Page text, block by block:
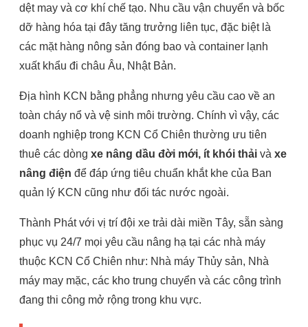
dệt may và cơ khí chế tạo. Nhu cầu vận chuyển và bốc
dỡ hàng hóa tại đây tăng trưởng liên tục, đặc biệt là
các mặt hàng nông sản đóng bao và container lạnh
xuất khẩu đi châu Âu, Nhật Bản.
Địa hình KCN bằng phẳng nhưng yêu cầu cao về an
toàn cháy nổ và vệ sinh môi trường. Chính vì vậy, các
doanh nghiệp trong KCN Cổ Chiên thường ưu tiên
thuê các dòng xe nâng dầu đời mới, ít khói thải và xe
nâng điện để đáp ứng tiêu chuẩn khắt khe của Ban
quản lý KCN cũng như đối tác nước ngoài.
Thành Phát với vị trí đội xe trải dài miền Tây, sẵn sàng
phục vụ 24/7 mọi yêu cầu nâng hạ tại các nhà máy
thuộc KCN Cổ Chiên như: Nhà máy Thủy sản, Nhà
máy may mặc, các kho trung chuyển và các công trình
đang thi công mở rộng trong khu vực.